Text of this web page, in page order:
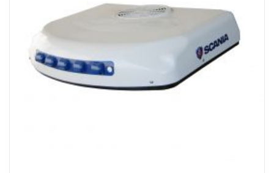
Lataa asennusohjeet, varaosaluettelot ja käyttöoppaat
osoitteesta